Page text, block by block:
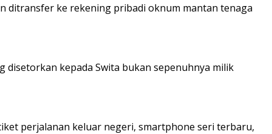
ditransfer ke rekening pribadi oknum mantan tenaga
kepada Swita bukan sepenuhnya milik
perjalanan keluar negeri, smartphone seri terbaru,